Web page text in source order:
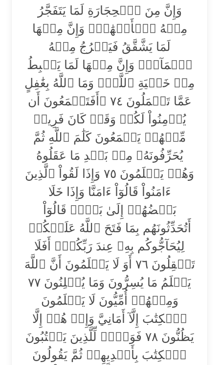
وَإِنَّ مِنَ ٱلۡحِجَارَةِ لَمَا يَتَفَجَّرُ
مِنۡهُ ٱلۡأَنۡهَٰرُۚ وَإِنَّ مِنۡهَا
لَمَا يَشَّقَّقُ فَيَخۡرُجُ مِنۡهُ
ٱلۡمَآءُۚ وَإِنَّ مِنۡهَا لَمَا يَهۡبِطُ
مِنۡ خَشۡيَةِ ٱللَّهِۗ وَمَا ٱللَّهُ بِغَٰفِلٍ
عَمَّا تَعۡمَلُونَ ٧٤ ۞أَفَتَطۡمَعُونَ أَن
يُؤۡمِنُواْ لَكُمۡ وَقَدۡ كَانَ فَرِيقٞ
مِّنۡهُمۡ يَسۡمَعُونَ كَلَٰمَ ٱللَّهِ ثُمَّ
يُحَرِّفُونَهُۥ مِنۢ بَعۡدِ مَا عَقَلُوهُ
وَهُمۡ يَعۡلَمُونَ ٧٥ وَإِذَا لَقُواْ ٱلَّذِينَ
ءَامَنُواْ قَالُوٓاْ ءَامَنَّا وَإِذَا خَلَا
بَعۡضُهُمۡ إِلَىٰ بَعۡضٖ قَالُوٓاْ
أَتُحَدِّثُونَهُم بِمَا فَتَحَ ٱللَّهُ عَلَيۡكُمۡ
لِيُحَآجُّوكُم بِهِۦ عِندَ رَبِّكُمۡۚ أَفَلَا
تَعۡقِلُونَ ٧٦ أَوَ لَا يَعۡلَمُونَ أَنَّ ٱللَّهَ
يَعۡلَمُ مَا يُسِرُّونَ وَمَا يُعۡلِنُونَ ٧٧
وَمِنۡهُمۡ أُمِّيُّونَ لَا يَعۡلَمُونَ
ٱلۡكِتَٰبَ إِلَّآ أَمَانِيَّ وَإِنۡ هُمۡ إِلَّا
يَظُنُّونَ ٧٨ فَوَيۡلٞ لِّلَّذِينَ يَكۡتُبُونَ
ٱلۡكِتَٰبَ بِأَيۡدِيهِمۡ ثُمَّ يَقُولُونَ